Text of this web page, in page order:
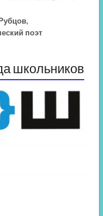
поэт
школьников